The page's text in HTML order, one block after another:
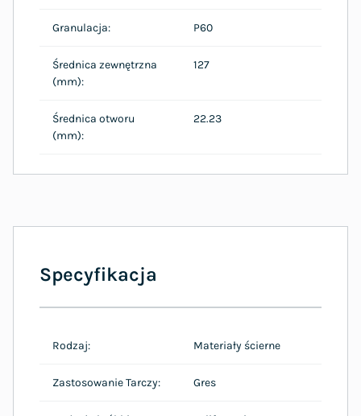
Granulacja: P60
Średnica zewnętrzna
(mm):
127
Średnica otworu
(mm):
22.23
Specyfikacja
Rodzaj: Materiały ścierne
Zastosowanie Tarczy: Gres